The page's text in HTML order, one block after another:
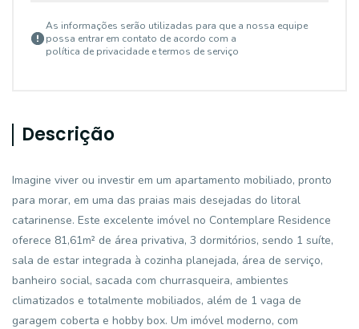
As informações serão utilizadas para que a nossa equipe
possa entrar em contato de acordo com a
política de privacidade e termos de serviço
Descrição
Imagine viver ou investir em um apartamento mobiliado, pronto
para morar, em uma das praias mais desejadas do litoral
catarinense. Este excelente imóvel no Contemplare Residence
oferece 81,61m² de área privativa, 3 dormitórios, sendo 1 suíte,
sala de estar integrada à cozinha planejada, área de serviço,
banheiro social, sacada com churrasqueira, ambientes
climatizados e totalmente mobiliados, além de 1 vaga de
garagem coberta e hobby box. Um imóvel moderno, com